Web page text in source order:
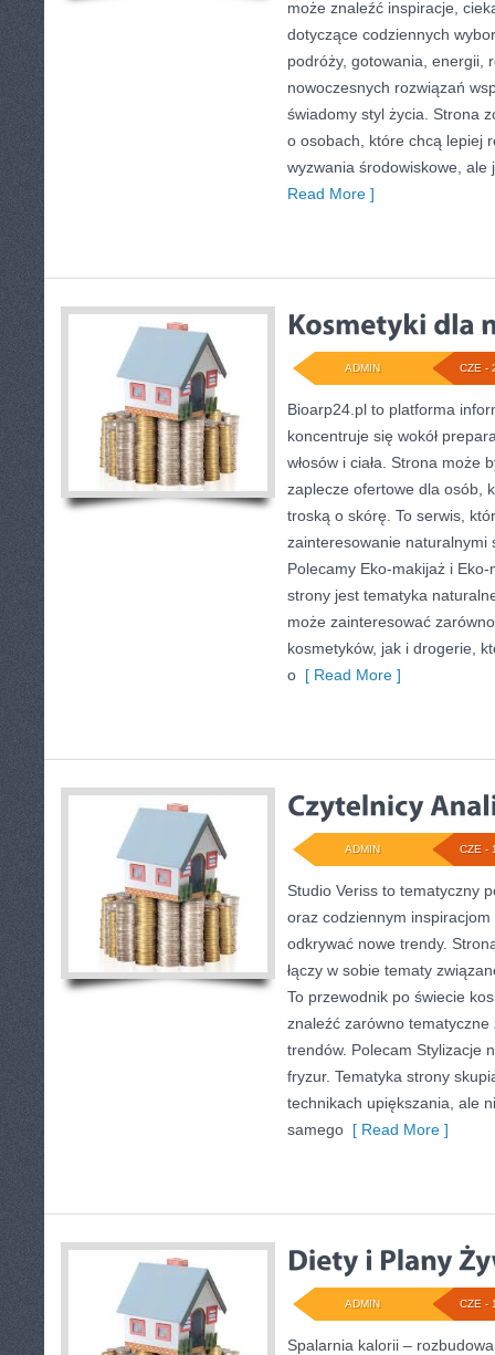
może znaleźć inspiracje,
dotyczące codziennych
podróży, gotowania, energii,
nowoczesnych rozwiązań
świadomy styl życia. Strona
o osobach, które chcą lepiej
wyzwania środowiskowe, ale
Read More ]
CZE -
ADMIN
Bioarp24.pl to platforma
koncentruje się wokół
włosów i ciała. Strona może
zaplecze ofertowe dla osób,
troską o skórę. To serwis,
zainteresowanie naturalnymi
Polecamy Eko-makijaż i
strony jest tematyka
może zainteresować
kosmetyków, jak i drogerie,
o [ Read More ]
CZE -
ADMIN
Studio Veriss to tematyczny
oraz codziennym
odkrywać nowe trendy.
łączy w sobie tematy
To przewodnik po świecie
znaleźć zarówno
trendów. Polecam Stylizacje
fryzur. Tematyka strony
technikach upiększania, ale
samego [ Read More ]
CZE -
ADMIN
Spalarnia kalorii –